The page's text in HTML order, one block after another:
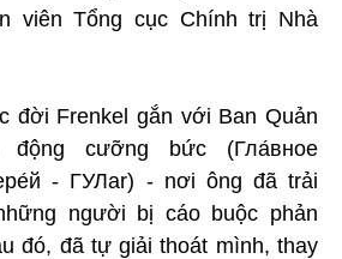
viên Tổng cục Chính trị Nhà
đời Frenkel gắn với Ban Quản
cưỡng bức (Гла́вное
- ГУЛar) - nơi ông đã trải
người bị cáo buộc phản
đó, đã tự giải thoát mình, thay